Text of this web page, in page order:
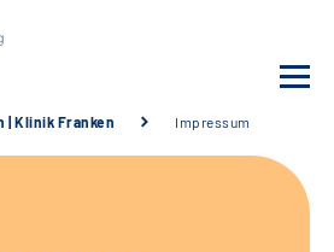
| Klinik Franken Impressum